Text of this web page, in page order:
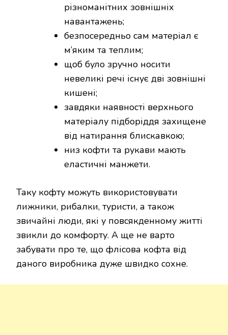
різноманітних зовнішніх
навантажень;
безпосередньо сам матеріал є
м’яким та теплим;
щоб було зручно носити
невеликі речі існує дві зовнішні
кишені;
завдяки наявності верхнього
матеріалу підборіддя захищене
від натирання блискавкою;
низ кофти та рукави мають
еластичні манжети.
Таку кофту можуть використовувати
лижники, рибалки, туристи, а також
звичайні люди, які у повсякденному житті
звикли до комфорту. А ще не варто
забувати про те, що флісова кофта від
даного виробника дуже швидко сохне.